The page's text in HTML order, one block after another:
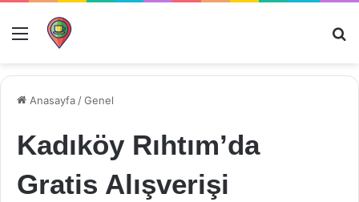
Menü
Anasayfa /Genel
Kadıköy Rıhtım’da
Gratis Alışverişi